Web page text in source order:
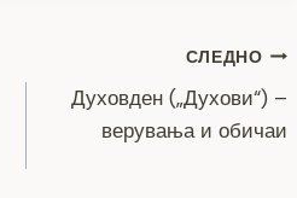
m p
p
n
k
СЛЕДНО
Духовден („Духови“) –
верувања и обичаи